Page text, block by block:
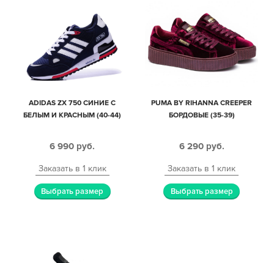
ADIDAS ZX 750 СИНИЕ С
БЕЛЫМ И КРАСНЫМ (40-44)
6 990 руб.
Заказать в 1 клик
Выбрать размер
PUMA BY RIHANNA CREEPER
БОРДОВЫЕ (35-39)
6 290 руб.
Заказать в 1 клик
Выбрать размер